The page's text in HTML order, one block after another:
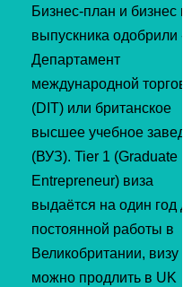
Бизнес-план и бизнес
выпускника одобрили
Департамент
международной
(DIT) или британское
высшее учебное
(ВУЗ). Tier 1 (Graduate
Entrepreneur) виза
выдаётся на один год
постоянной работы в
Великобритании, визу
можно продлить в UK